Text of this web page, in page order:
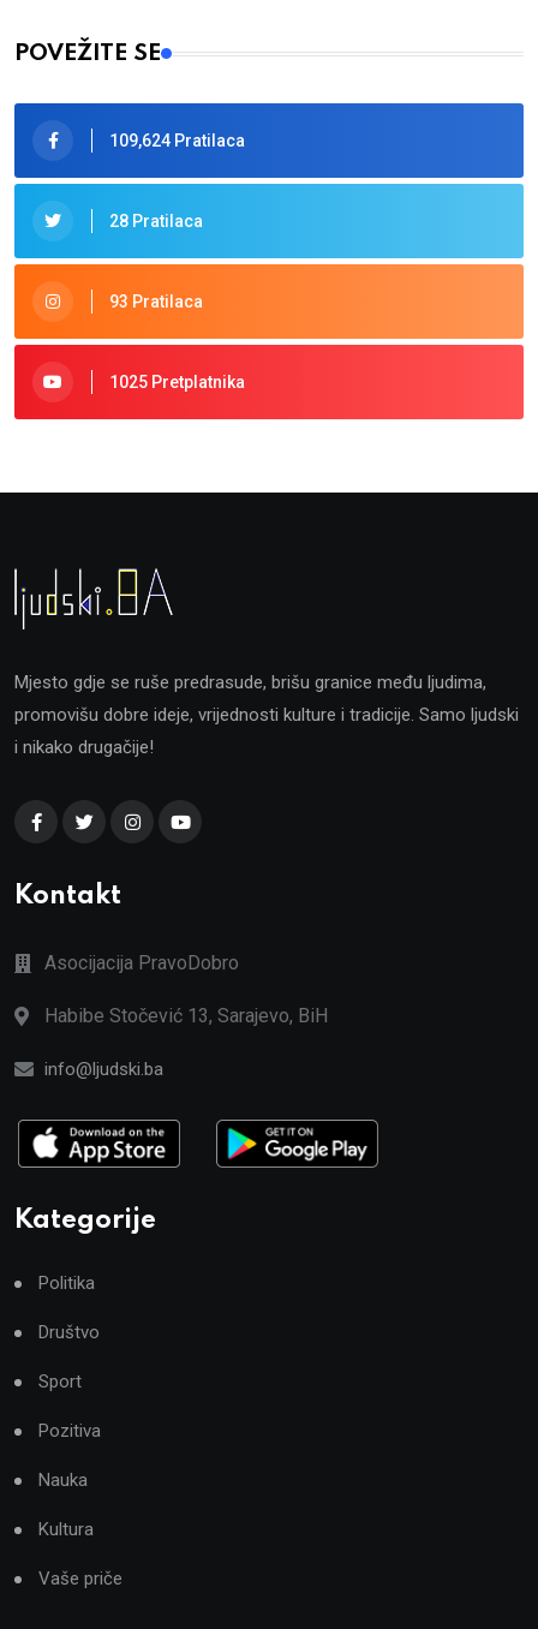
POVEŽITE SE
109,624 Pratilaca
28 Pratilaca
93 Pratilaca
1025 Pretplatnika
Mjesto gdje se ruše predrasude, brišu granice među ljudima,
promovišu dobre ideje, vrijednosti kulture i tradicije. Samo ljudski
i nikako drugačije!
Kontakt
Asocijacija PravoDobro
Habibe Stočević 13, Sarajevo, BiH
info@ljudski.ba
Kategorije
Politika
Društvo
Sport
Pozitiva
Nauka
Kultura
Vaše priče